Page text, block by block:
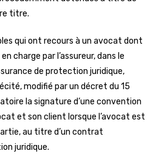
titre.
qui ont recours à un avocat dont
charge par l’assureur, dans le
de protection juridique,
modifié par un décret du 15
la signature d’une convention
et son client lorsque l’avocat est
au titre d’un contrat
juridique.